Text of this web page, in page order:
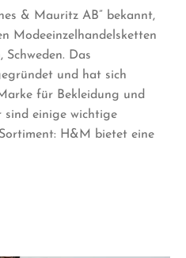
& Mauritz AB” bekannt,
Modeeinzelhandelsketten
Das
und hat sich
für Bekleidung und
sind einige wichtige
H&M bietet eine